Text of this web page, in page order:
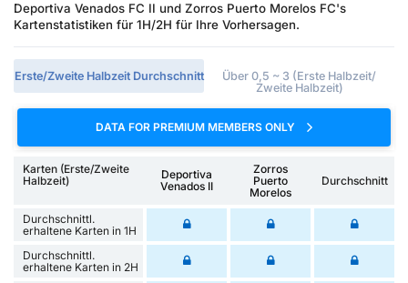
Deportiva Venados FC II und Zorros Puerto Morelos FC's
Kartenstatistiken für 1H/2H für Ihre Vorhersagen.
Erste/Zweite Halbzeit Durchschnitt
Über 0,5 ~ 3 (Erste Halbzeit/
Zweite Halbzeit)
DATA FOR PREMIUM MEMBERS ONLY
Karten (Erste/Zweite
Halbzeit)
Deportiva
Venados II
Zorros
Puerto
Morelos
Durchschnitt
Durchschnittl.
erhaltene Karten in 1H
Durchschnittl.
erhaltene Karten in 2H